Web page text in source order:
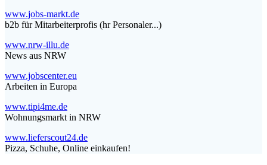
www.jobs-markt.de
b2b für Mitarbeiterprofis (hr Personaler...)
www.nrw-illu.de
News aus NRW
www.jobscenter.eu
Arbeiten in Europa
www.tipi4me.de
Wohnungsmarkt in NRW
www.lieferscout24.de
Pizza, Schuhe, Online einkaufen!